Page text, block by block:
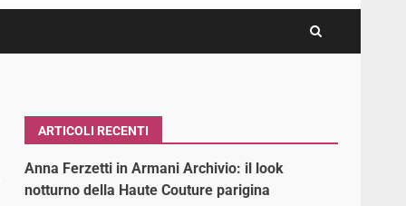
ARTICOLI RECENTI
Anna Ferzetti in Armani Archivio: il look
notturno della Haute Couture parigina